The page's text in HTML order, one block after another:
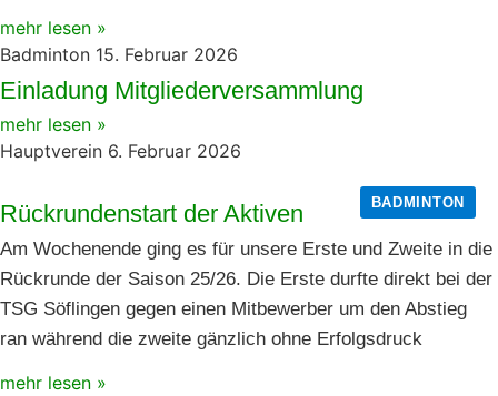
mehr lesen »
Badminton 15. Februar 2026
Einladung Mitgliederversammlung
mehr lesen »
Hauptverein 6. Februar 2026
BADMINTON
Rückrundenstart der Aktiven
Am Wochenende ging es für unsere Erste und Zweite in die
Rückrunde der Saison 25/26. Die Erste durfte direkt bei der
TSG Söflingen gegen einen Mitbewerber um den Abstieg
ran während die zweite gänzlich ohne Erfolgsdruck
mehr lesen »